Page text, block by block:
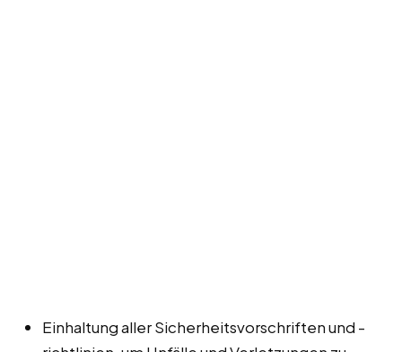
Einhaltung aller Sicherheitsvorschriften und -